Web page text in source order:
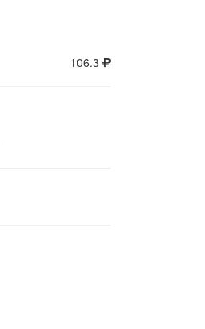
106.3